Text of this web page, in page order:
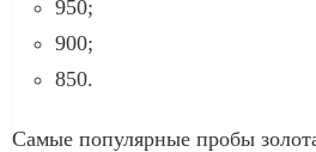
950;
900;
850.
Самые популярные пробы